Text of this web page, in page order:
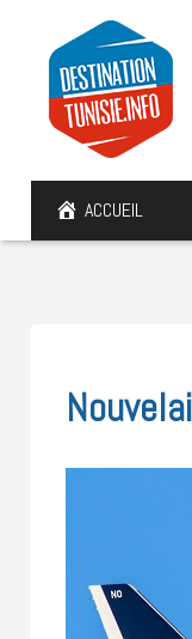
ACCUEIL